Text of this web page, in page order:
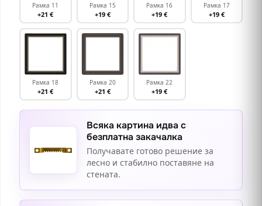
Рамка 11
+21 €
Рамка 15
+19 €
Рамка 16
+19 €
Рамка 17
+19 €
Рамка 18
+21 €
Рамка 20
+21 €
Рамка 22
+19 €
Всяка картина идва с
безплатна закачалка
Получавате готово решение за
лесно и стабилно поставяне на
стената.